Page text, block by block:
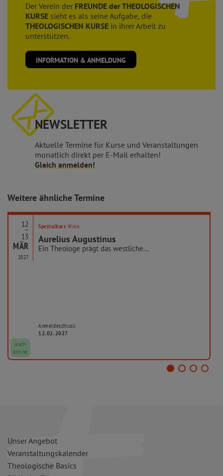
Der Verein der FREUNDE der THEOLOGISCHEN
KURSE sieht es als seine Aufgabe, die
THEOLOGISCHEN KURSE in ihrer Arbeit zu
unterstützen.
INFORMATION & ANMELDUNG
NEWSLETTER
Aktuelle Termine für Kurse und Veranstaltungen
monatlich direkt per E-Mail erhalten!
Gleich anmelden!
Weitere ähnliche Termine
12
–
13
MÄR
2027
Spezialkurs Wien
Aurelius Augustinus
Ein Theologe prägt das westliche...
auch
online
Anmeldeschluss
12.02.2027
Unser Angebot
Veranstaltungskalender
Theologische Basics